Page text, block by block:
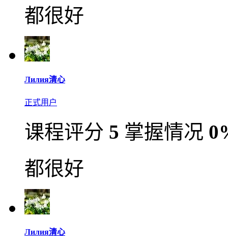
都很好
Лилия清心
正式用户
课程评分 5 掌握情况
都很好
Лилия清心